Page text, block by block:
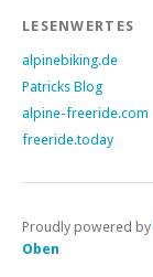
LESENWERTES
alpinebiking.de
Patricks Blog
alpine-freeride.com
freeride.today
Proudly powered by
Oben